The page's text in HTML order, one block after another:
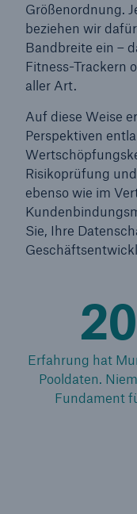
Größenordnung.
beziehen wir
Bandbreite ein –
Fitness-Trackern
aller Art.
Auf diese Weise
Perspektiven
Risikoprüfung
ebenso wie im
Sie, Ihre
Erfahrung hat
Pooldaten.
Fundament
Sachdeckung